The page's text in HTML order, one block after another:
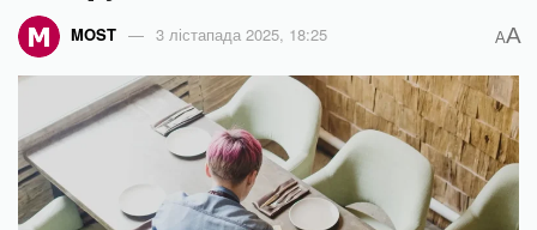
MOST 3 лістапада 2025, 18:25 AA